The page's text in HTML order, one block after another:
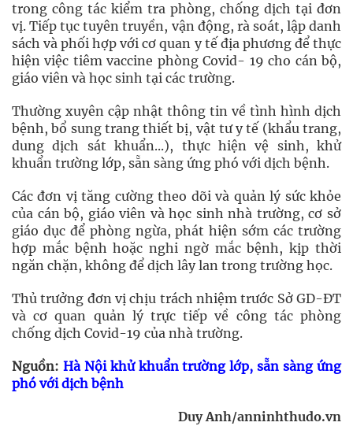
trong công tác kiểm tra phòng, chống dịch tại đơn
vị. Tiếp tục tuyên truyền, vận động, rà soát, lập danh
sách và phối hợp với cơ quan y tế địa phương để thực
hiện việc tiêm vaccine phòng Covid- 19 cho cán bộ,
giáo viên và học sinh tại các trường.
Thường xuyên cập nhật thông tin về tình hình dịch
bệnh, bổ sung trang thiết bị, vật tư y tế (khẩu trang,
dung dịch sát khuẩn...), thực hiện vệ sinh, khử
khuẩn trường lớp, sẵn sàng ứng phó với dịch bệnh.
Các đơn vị tăng cường theo dõi và quản lý sức khỏe
của cán bộ, giáo viên và học sinh nhà trường, cơ sở
giáo dục để phòng ngừa, phát hiện sớm các trường
hợp mắc bệnh hoặc nghi ngờ mắc bệnh, kịp thời
ngăn chặn, không để dịch lây lan trong trường học.
Thủ trưởng đơn vị chịu trách nhiệm trước Sở GD-ĐT
và cơ quan quản lý trực tiếp về công tác phòng
chống dịch Covid-19 của nhà trường.
Nguồn: Hà Nội khử khuẩn trường lớp, sẵn sàng ứng
phó với dịch bệnh
Duy Anh/anninhthudo.vn